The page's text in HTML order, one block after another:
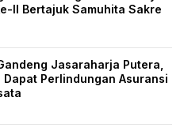
II Bertajuk Samuhita Sakre
Jasaraharja Putera,
Perlindungan Asuransi